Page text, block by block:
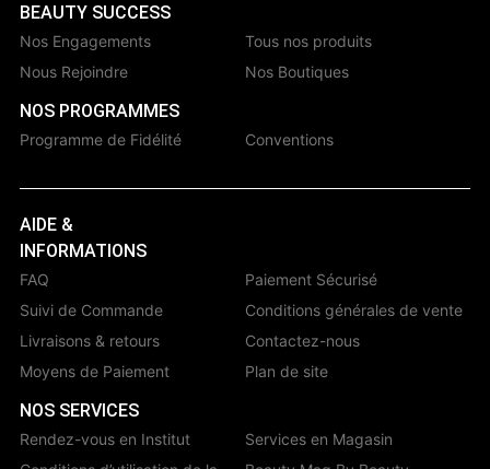
BEAUTY SUCCESS
Nos Engagements
Nous Rejoindre
Tous nos produits
Nos Boutiques
NOS PROGRAMMES
Programme de Fidélité Conventions
AIDE &
INFORMATIONS
FAQ
Suivi de Commande
Livraisons & retours
Moyens de Paiement
Paiement Sécurisé
Conditions générales de vente
Contactez-nous
Plan de site
NOS SERVICES
Rendez-vous en Institut
Services en Magasin